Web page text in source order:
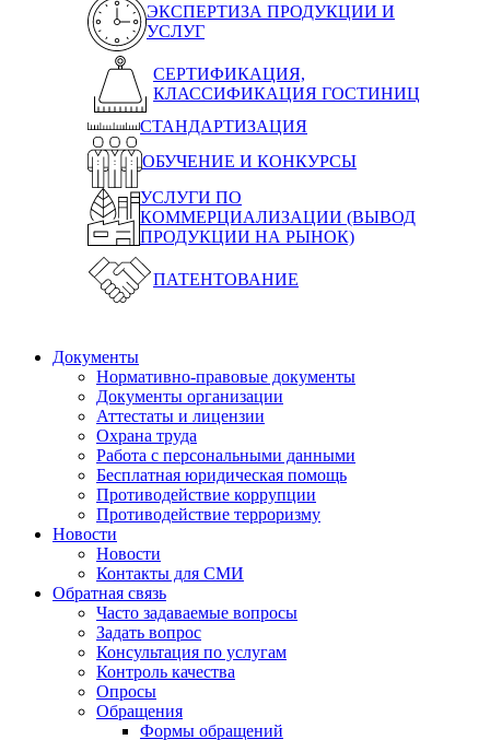
ЭКСПЕРТИЗА ПРОДУКЦИИ И
УСЛУГ
СЕРТИФИКАЦИЯ,
КЛАССИФИКАЦИЯ ГОСТИНИЦ
СТАНДАРТИЗАЦИЯ
ОБУЧЕНИЕ И КОНКУРСЫ
УСЛУГИ ПО
КОММЕРЦИАЛИЗАЦИИ (ВЫВОД
ПРОДУКЦИИ НА РЫНОК)
ПАТЕНТОВАНИЕ
Документы
Нормативно-правовые документы
Документы организации
Аттестаты и лицензии
Охрана труда
Работа с персональными данными
Бесплатная юридическая помощь
Противодействие коррупции
Противодействие терроризму
Новости
Новости
Контакты для СМИ
Обратная связь
Часто задаваемые вопросы
Задать вопрос
Консультация по услугам
Контроль качества
Опросы
Обращения
Формы обращений